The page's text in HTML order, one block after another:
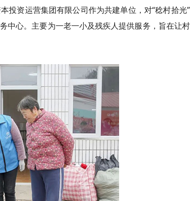
投资运营集团有限公司作为共建单位，对“稔村拾光
中心。主要为一老一小及残疾人提供服务，旨在让